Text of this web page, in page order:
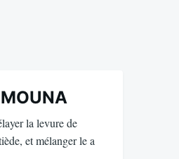
la levure de
et mélanger le a